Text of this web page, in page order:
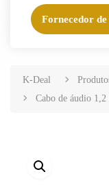
Fornecedor
K-Deal
Cabo de áudio